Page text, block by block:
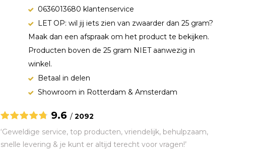
0636013680 klantenservice
LET OP: wil jij iets zien van zwaarder dan 25 gram?
Maak dan een afspraak om het product te bekijken.
Producten boven de 25 gram NIET aanwezig in
winkel.
Betaal in delen
Showroom in Rotterdam & Amsterdam
9.6 / 2092
‘Geweldige service, top producten, vriendelijk, behulpzaam,
snelle levering & je kunt er altijd terecht voor vragen!’